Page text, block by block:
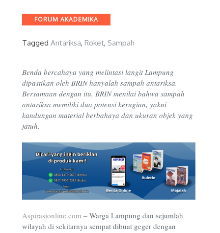
Categories
FORUM AKADEMIKA
Tagged Antariksa, Roket, Sampah
Benda bercahaya yang melintasi langit Lampung
dipastikan oleh BRIN hanyalah sampah antariksa.
Bersamaan dengan itu, BRIN menilai bahwa sampah
antariksa memiliki dua potensi kerugian, yakni
kandungan material berbahaya dan ukuran objek yang
jatuh.
Aspirasionline.com – Warga Lampung dan sejumlah
wilayah di sekitarnya sempat dibuat geger dengan